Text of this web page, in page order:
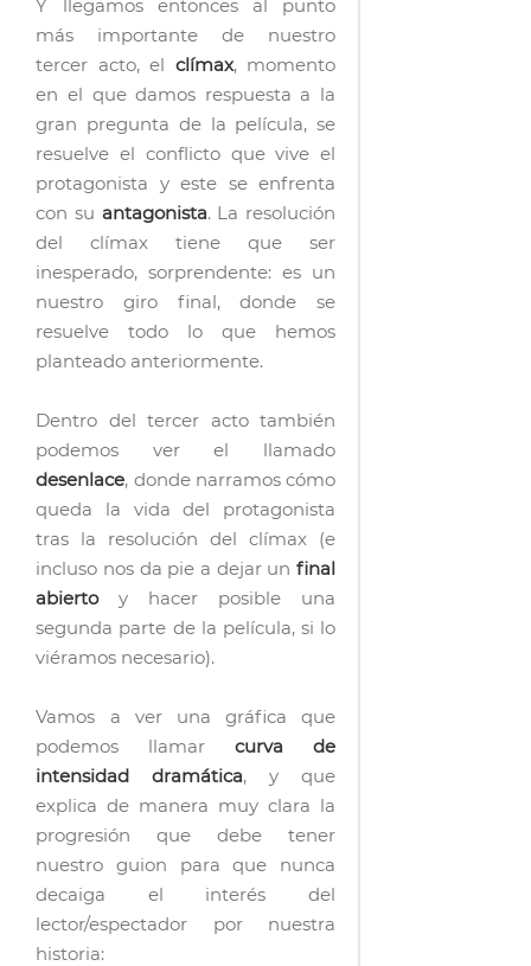
Y llegamos entonces al punto
más importante de nuestro
tercer acto, el clímax, momento
en el que damos respuesta a la
gran pregunta de la película, se
resuelve el conflicto que vive el
protagonista y este se enfrenta
con su antagonista. La resolución
del clímax tiene que ser
inesperado, sorprendente: es un
nuestro giro final, donde se
resuelve todo lo que hemos
planteado anteriormente.
Dentro del tercer acto también
podemos ver el llamado
desenlace, donde narramos cómo
queda la vida del protagonista
tras la resolución del clímax (e
incluso nos da pie a dejar un final
abiertoy hacer posible una
segunda parte de la película, si lo
viéramos necesario).
Vamos a ver una gráfica que
podemos llamarcurva de
intensidad dramática, y que
explica de manera muy clara la
progresión que debe tener
nuestro guion para que nunca
decaiga el interés del
lector/espectador por nuestra
historia: